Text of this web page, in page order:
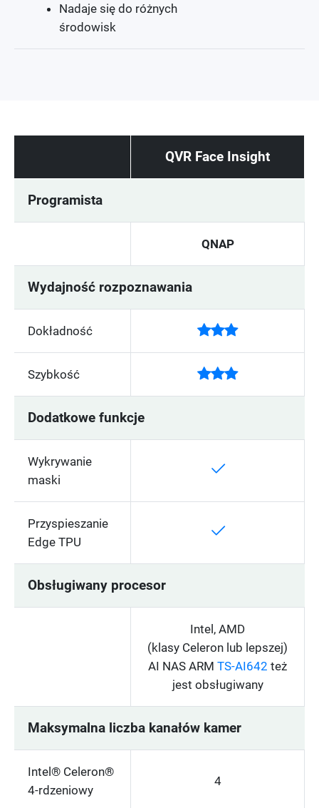
Nadaje się do różnych
środowisk
QVR Face Insight
Programista
QNAP
Wydajność rozpoznawania
Dokładność
Szybkość
Dodatkowe funkcje
Wykrywanie
maski
Przyspieszanie
Edge TPU
Obsługiwany procesor
Intel, AMD
(klasy Celeron lub lepszej)
AI NAS ARM TS-AI642 też
jest obsługiwany
Maksymalna liczba kanałów kamer
Intel® Celeron®
4-rdzeniowy
4